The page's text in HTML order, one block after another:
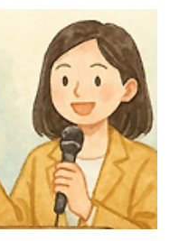
장 확실한 방법이 있습니다.
법이 자존감을 높일까요?
음속 과도한 자기 비판을
명상을 통해,“나는 지금 이
자체의 가치를 인식할 수